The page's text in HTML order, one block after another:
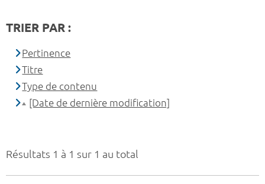
Résultats 1 à 1 sur 1 au total
TRIER PAR :
Pertinence
Titre
Type de contenu
[Date de dernière modification]